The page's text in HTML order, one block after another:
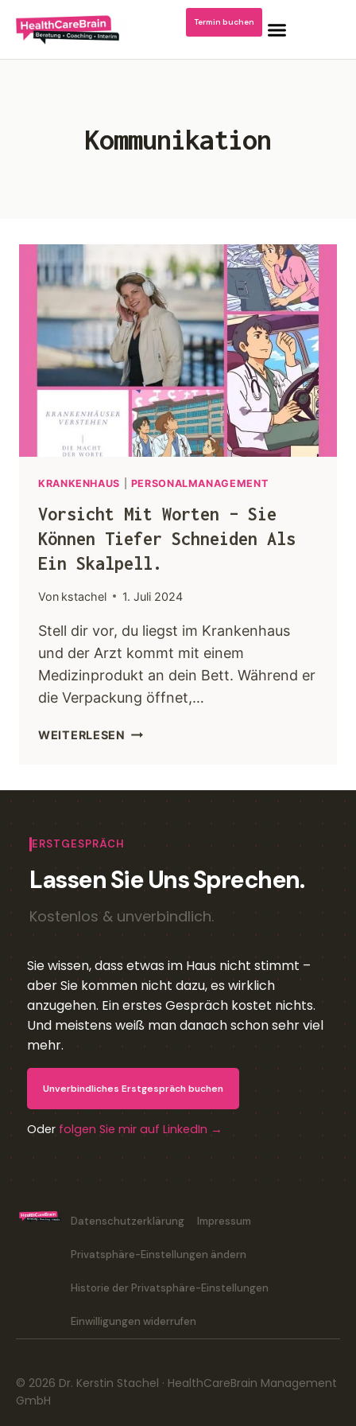
Über mich
Publikationen
Keynotes
Faqs
Kontakt
Termin buchen
Kommunikation
KRANKENHAUS PERSONALMANAGEMENT
Vorsicht Mit Worten – Sie
Können Tiefer Schneiden Als
Ein Skalpell.
Von kstachel 1. Juli 2024
Stell dir vor, du liegst im Krankenhaus
und der Arzt kommt mit einem
Medizinprodukt an dein Bett. Während er
die Verpackung öffnet,…
WEITERLESEN
ERSTGESPRÄCH
Lassen Sie Uns Sprechen.
Kostenlos & unverbindlich.
Sie wissen, dass etwas im Haus nicht stimmt –
aber Sie kommen nicht dazu, es wirklich
anzugehen. Ein erstes Gespräch kostet nichts.
Und meistens weiß man danach schon sehr viel
mehr.
Unverbindliches Erstgespräch buchen
Oder folgen Sie mir auf LinkedIn →
Datenschutzerklärung Impressum
Privatsphäre-Einstellungen ändern
Historie der Privatsphäre-Einstellungen
Einwilligungen widerrufen
© 2026 Dr. Kerstin Stachel · HealthCareBrain Management
GmbH